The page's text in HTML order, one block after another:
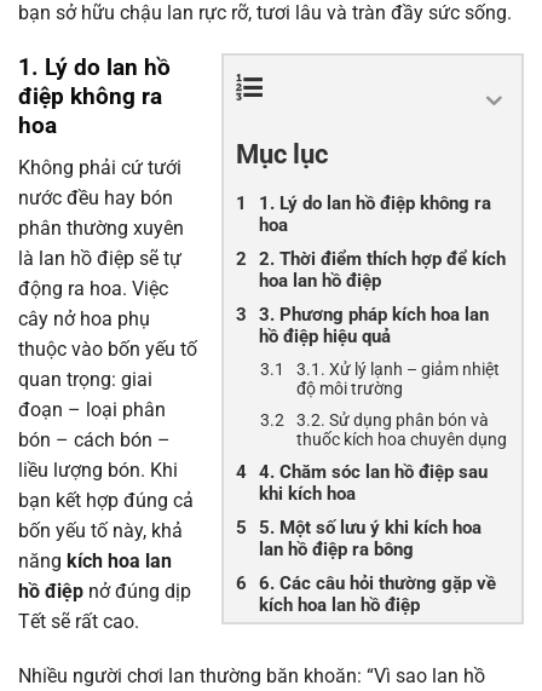
bạn sở hữu chậu lan rực rỡ, tươi lâu và tràn đầy sức sống.
Mục lục
1. Lý do lan hồ điệp không ra
hoa
2. Thời điểm thích hợp để kích
hoa lan hồ điệp
3. Phương pháp kích hoa lan
hồ điệp hiệu quả
3.1. Xử lý lạnh – giảm nhiệt
độ môi trường
3.2. Sử dụng phân bón và
thuốc kích hoa chuyên dụng
4. Chăm sóc lan hồ điệp sau
khi kích hoa
5. Một số lưu ý khi kích hoa
lan hồ điệp ra bông
6. Các câu hỏi thường gặp về
kích hoa lan hồ điệp
1. Lý do lan hồ
điệp không ra
hoa
Không phải cứ tưới
nước đều hay bón
phân thường xuyên
là lan hồ điệp sẽ tự
động ra hoa. Việc
cây nở hoa phụ
thuộc vào bốn yếu tố
quan trọng: giai
đoạn – loại phân
bón – cách bón –
liều lượng bón. Khi
bạn kết hợp đúng cả
bốn yếu tố này, khả
năng kích hoa lan
hồ điệp nở đúng dịp
Tết sẽ rất cao.
Nhiều người chơi lan thường băn khoăn: “Vì sao lan hồ